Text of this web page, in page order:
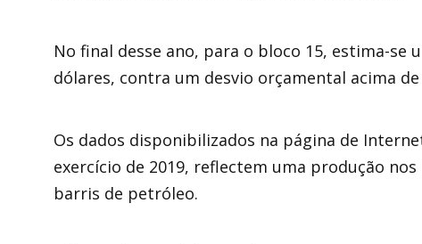
No final desse ano, para o bloco 15, estima-se
dólares, contra um desvio orçamental acima
Os dados disponibilizados na página de
exercício de 2019, reflectem uma produção
barris de petróleo.